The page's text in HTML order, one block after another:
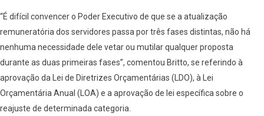
“É difícil convencer o Poder Executivo de que se a atualização
remuneratória dos servidores passa por três fases distintas, não há
nenhuma necessidade dele vetar ou mutilar qualquer proposta
durante as duas primeiras fases”, comentou Britto, se referindo à
aprovação da Lei de Diretrizes Orçamentárias (LDO), à Lei
Orçamentária Anual (LOA) e a aprovação de lei específica sobre o
reajuste de determinada categoria.